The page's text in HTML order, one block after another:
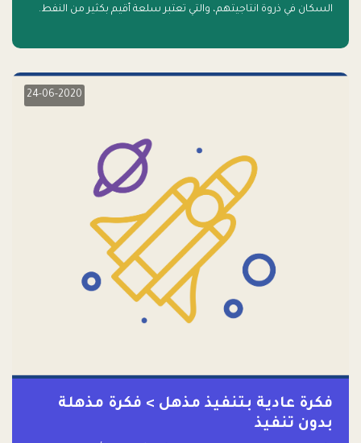
السكان في ذروة انتاجيتهم، والتي تعتبر سلعة أقيم بكثير من النفط.
24-06-2020
فكرة عادية بتنفيذ مذهل > فكرة مذهلة
بدون تنفيذ